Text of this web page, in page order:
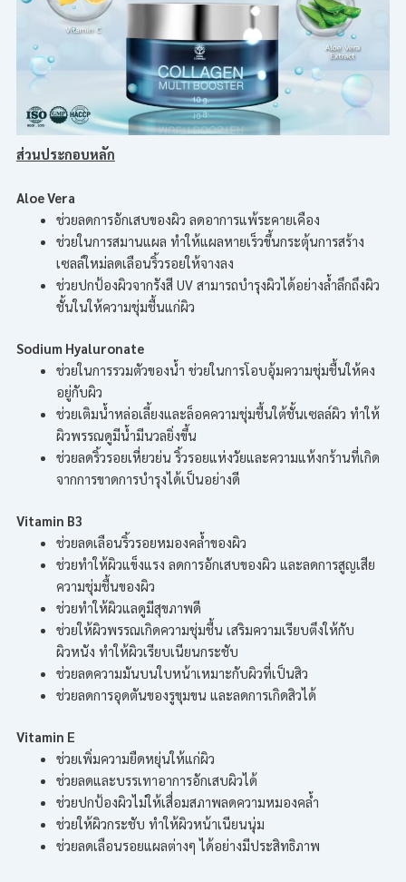
ส่วนประกอบหลัก
Aloe Vera
ช่วยลดการอักเสบของผิว ลดอาการแพ้ระคายเคือง
ช่วยในการสมานแผล ทำให้แผลหายเร็วขึ้นกระตุ้นการสร้าง
เซลล์ใหม่ลดเลือนริ้วรอยให้จางลง
ช่วยปกป้องผิวจากรังสี UV สามารถบำรุงผิวได้อย่างล้ำลึกถึงผิว
ชั้นในให้ความชุ่มชื้นแก่ผิว
Sodium Hyaluronate
ช่วยในการรวมตัวของน้ำ ช่วยในการโอบอุ้มความชุ่มชื้นให้คง
อยู่กับผิว
ช่วยเติมน้ำหล่อเลี้ยงและล็อคความชุ่มชื้นใต้ชั้นเซลล์ผิว ทำให้
ผิวพรรณดูมีน้ำมีนวลยิ่งขึ้น
ช่วยลดริ้วรอยเหี่ยวย่น ริ้วรอยแห่งวัยและความแห้งกร้านที่เกิด
จากการขาดการบำรุงได้เป็นอย่างดี
Vitamin B3
ช่วยลดเลือนริ้วรอยหมองคล้ำของผิว
ช่วยทำให้ผิวแข็งแรง ลดการอักเสบของผิว และลดการสูญเสีย
ความชุ่มชื้นของผิว
ช่วยทำให้ผิวแลดูมีสุขภาพดี
ช่วยให้ผิวพรรณเกิดความชุ่มชื้น เสริมความเรียบตึงให้กับ
ผิวหนัง ทำให้ผิวเรียบเนียนกระชับ
ช่วยลดความมันบนใบหน้าเหมาะกับผิวที่เป็นสิว
ช่วยลดการอุดตันของรูขุมขน และลดการเกิดสิวได้
Vitamin E
ช่วยเพิ่มความยืดหยุ่นให้แก่ผิว
ช่วยลดและบรรเทาอาการอักเสบผิวได้
ช่วยปกป้องผิวไม่ให้เสื่อมสภาพลดความหมองคล้ำ
ช่วยให้ผิวกระชับ ทำให้ผิวหน้าเนียนนุ่ม
ช่วยลดเลือนรอยแผลต่างๆ ได้อย่างมีประสิทธิภาพ